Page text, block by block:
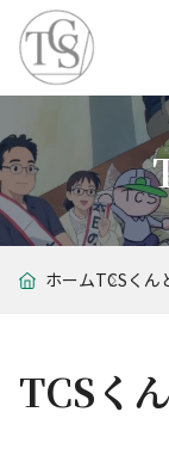
ホームTCSくん
TCSくん